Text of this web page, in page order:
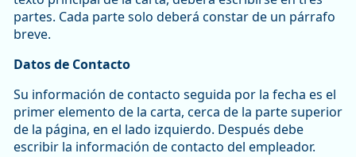
partes. Cada parte solo deberá constar de un párrafo
breve.
Datos de Contacto
Su información de contacto seguida por la fecha es el
primer elemento de la carta, cerca de la parte superior
de la página, en el lado izquierdo. Después debe
escribir la información de contacto del empleador.